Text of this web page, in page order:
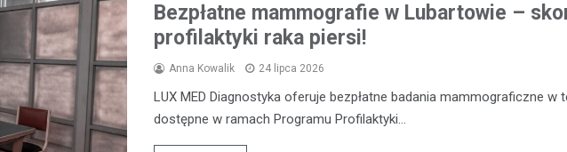
Bezpłatne mammografie w Lubartowie –
profilaktyki raka piersi!
Anna Kowalik 24 lipca 2026
LUX MED Diagnostyka oferuje bezpłatne badania mammograficzne w
dostępne w ramach Programu Profilaktyki…